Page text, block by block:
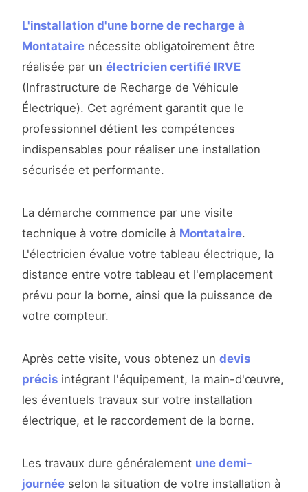
L'installation d'une borne de recharge à
Montataire nécessite obligatoirement être
réalisée par un électricien certifié IRVE
(Infrastructure de Recharge de Véhicule
Électrique). Cet agrément garantit que le
professionnel détient les compétences
indispensables pour réaliser une installation
sécurisée et performante.
La démarche commence par une visite
technique à votre domicile à Montataire.
L'électricien évalue votre tableau électrique, la
distance entre votre tableau et l'emplacement
prévu pour la borne, ainsi que la puissance de
votre compteur.
Après cette visite, vous obtenez un devis
précis intégrant l'équipement, la main-d'œuvre,
les éventuels travaux sur votre installation
électrique, et le raccordement de la borne.
Les travaux dure généralement une demi-
journée selon la situation de votre installation à